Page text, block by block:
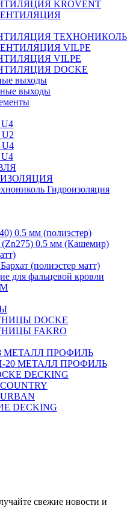
KROVENT
ТЕХНОНИКОЛЬ
VILPE
DOCKE
выходы
выходы
Гидроизоляция
0.5 мм (полиэстер)
(Zn275) 0.5 мм (Кашемир)
(полиэстер матт)
для фальцевой кровли
DOCKE
FAKRO
МЕТАЛЛ ПРОФИЛЬ
МЕТАЛЛ ПРОФИЛЬ
DECKING
DECKING
свежие новости и